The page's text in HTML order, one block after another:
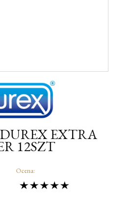
EXTRA
12SZT
Ocena: